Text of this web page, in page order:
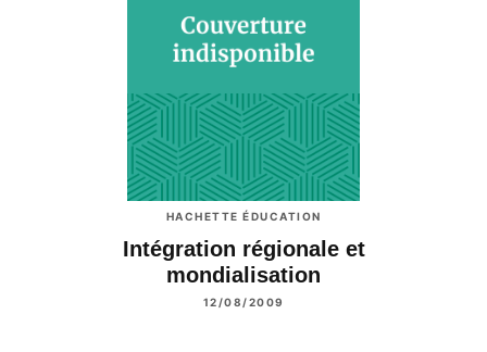
HACHETTE ÉDUCATION
Intégration régionale et
mondialisation
12/08/2009